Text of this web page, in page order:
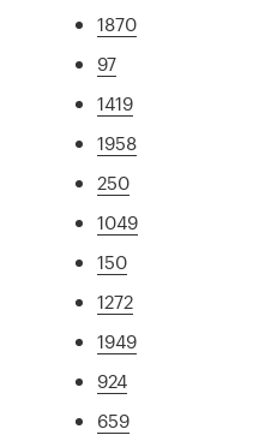
1870
97
1419
1958
250
1049
150
1272
1949
924
659